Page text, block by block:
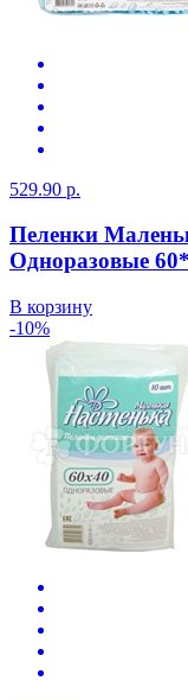
529.90 р.
Пеленки
Одноразовые
В корзину
-10%